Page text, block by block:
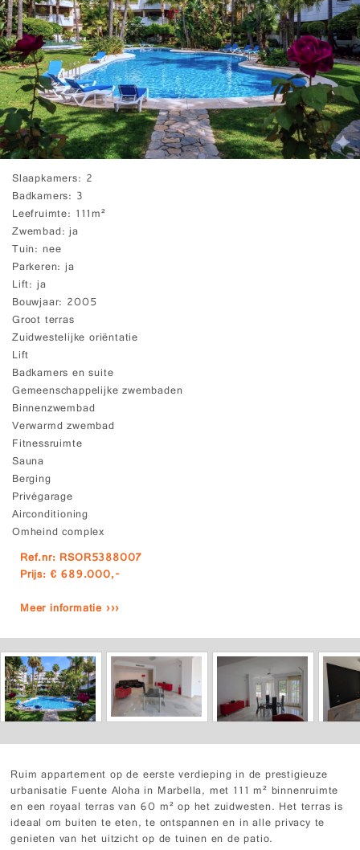
Slaapkamers 2
Badkamers 3
Leefruimte 111m²
Zwembad ja
Tuin nee
Parkeren ja
Lift ja
Bouwjaar 2005
Groot terras
Zuidwestelijke oriëntatie
Lift
Badkamers en suite
Gemeenschappelijke zwembaden
Binnenzwembad
Verwarmd zwembad
Fitnessruimte
Sauna
Berging
Privégarage
Airconditioning
Omheind complex
Ref.nr: RSOR5388007
Prijs: € 689.000,-
Meer informatie ›››
Ruim appartement op de eerste verdieping in de prestigieuze
urbanisatie Fuente Aloha in Marbella, met 111 m² binnenruimte
en een royaal terras van 60 m² op het zuidwesten. Het terras is
ideaal om buiten te eten, te ontspannen en in alle privacy te
genieten van het uitzicht op de tuinen en de patio.